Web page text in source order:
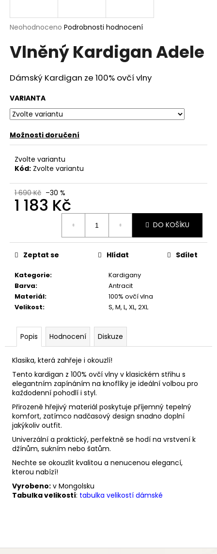
Průměrné
produktu
je
z
5
Neohodnoceno Podrobnosti hodnocení
Vlněný Kardigan Adele
Dámský Kardigan ze 100% ovčí vlny
VARIANTA
Možnosti doručení
Zvolte variantu
Kód: Zvolte variantu
1 690 Kč –30 %
1 183 Kč
DO KOŠÍKU
Kategorie:
Kardigany
Barva:
Antracit
Materiál:
100% ovčí vlna
Velikost: S, M, L, XL, 2XL
Zeptat se Hlídat Sdílet
Popis Hodnocení Diskuze
Klasika, která zahřeje i okouzlí!
Tento kardigan z 100% ovčí vlny v klasickém střihu s
elegantním zapínáním na knoflíky je ideální volbou pro
každodenní pohodlí i styl.
Přirozeně hřejivý materiál poskytuje příjemný tepelný
komfort, zatímco nadčasový design snadno doplní
jakýkoliv outfit.
Univerzální a praktický, perfektně se hodí na vrstvení k
džínům, sukním nebo šatům.
Nechte se okouzlit kvalitou a nenucenou elegancí,
kterou nabízí!
Vyrobeno: v Mongolsku
Tabulka velikostí: tabulka velikostí dámské
j
t
?
D
o
o
j
e
m
e